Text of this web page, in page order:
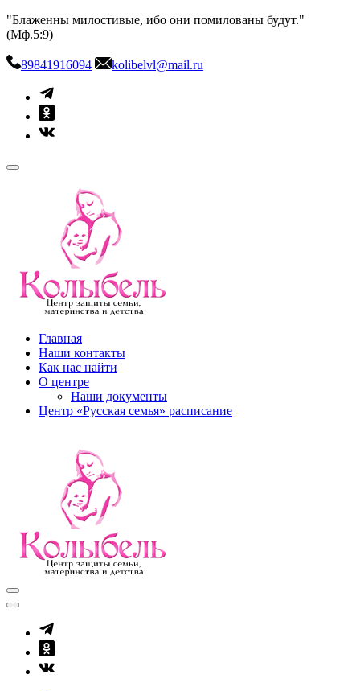
Skip
to
"Блаженны милостивые, ибо они помилованы будут."
(Мф.5:9)
89841916094 kolibelvl@mail.ru
kolibel-vl.ru
Центр защиты семьи, материнства и детства
Главная
Наши контакты
Как нас найти
О центре
Наши документы
Центр «Русская семья» расписание